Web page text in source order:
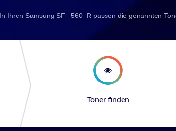
In Ihren Samsung SF _560_R passen die genannten
second step
Toner finden